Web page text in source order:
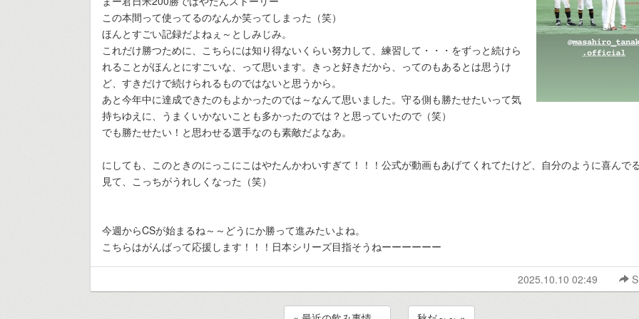
この本間って使ってるのなんか笑ってしまった（笑）
ほんとすごい記録だよねぇ～としみじみ。
これだけ勝つために、こちらには知り得ないくらい努力して、練習して・・・をずっと続けら
れることがほんとにすごいな、って思います。きっと好きだから、ってのもあるとは思うけ
ど、すきだけで続けられるものではないと思うから。
あと今年中に達成できたのもよかったのでは～なんて思いました。守る側も勝たせたいって気
持ちゆえに、うまくいかないことも多かったのでは？と思っていたので（笑）
でも勝たせたい！と思わせる選手なのも素敵だよなあ。
にしても、このときのにっこにこはやたんかわいすぎて！！！公式が動画もあげてくれてたけど、自分のように喜んで
見て、こっちがうれしくなった（笑）
今週からCSが始まるね～～どうにか勝って進みたいよね。
こちらはがんばって応援します！！！日本シリーズ目指そうねーーーーーー
2025.10.10 02:49